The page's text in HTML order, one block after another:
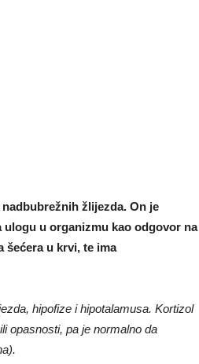
žlijezda. On je
u organizmu kao odgovor na
šećera u krvi, te ima
hipofize i hipotalamusa. Kortizol
opasnosti, pa je normalno da